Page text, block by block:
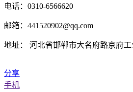
电话：0310-6566620
邮箱：441520902@qq.com
地址： 河北省邯郸市大名府路京府
分享
手机